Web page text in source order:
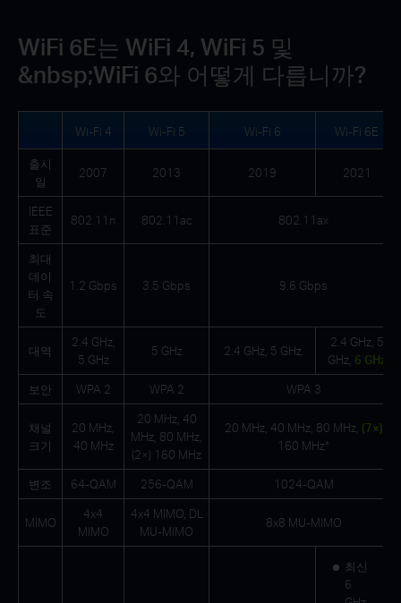
WiFi 6E는 WiFi 4, WiFi 5 및
&nbsp;WiFi 6와 어떻게 다릅니까?
Wi-Fi 4 Wi-Fi 5 Wi-Fi 6 Wi-Fi 6E
출시
일
2007 2013 2019 2021
IEEE
표준
802.11n 802.11ac 802.11ax
최대
데이
터 속
도
1.2 Gbps 3.5 Gbps 9.6 Gbps
대역
2.4 GHz,
5 GHz
5 GHz 2.4 GHz, 5 GHz
2.4 GHz, 5
GHz, 6 GHz
보안 WPA 2 WPA 2 WPA 3
채널
크기
20 MHz,
40 MHz
20 MHz, 40
MHz, 80 MHz,
(2×) 160 MHz
20 MHz, 40 MHz, 80 MHz, (7×)
160 MHz*
변조 64-QAM 256-QAM 1024-QAM
MIMO
4x4
MIMO
4x4 MIMO, DL
MU-MIMO
8x8 MU-MIMO
최신
6